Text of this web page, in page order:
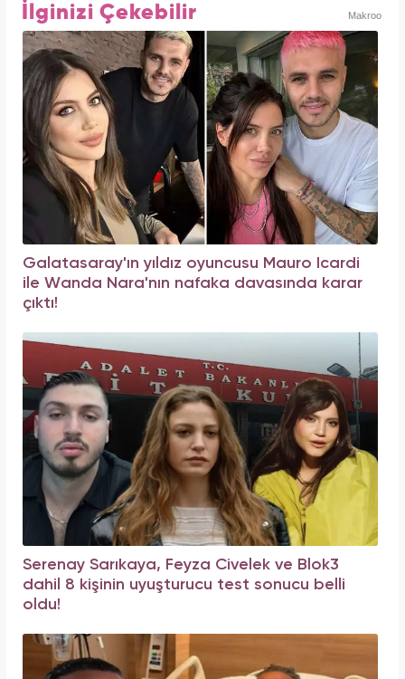
İlginizi Çekebilir Makroo
Galatasaray'ın yıldız oyuncusu Mauro Icardi
ile Wanda Nara'nın nafaka davasında karar
çıktı!
Serenay Sarıkaya, Feyza Civelek ve Blok3
dahil 8 kişinin uyuşturucu test sonucu belli
oldu!